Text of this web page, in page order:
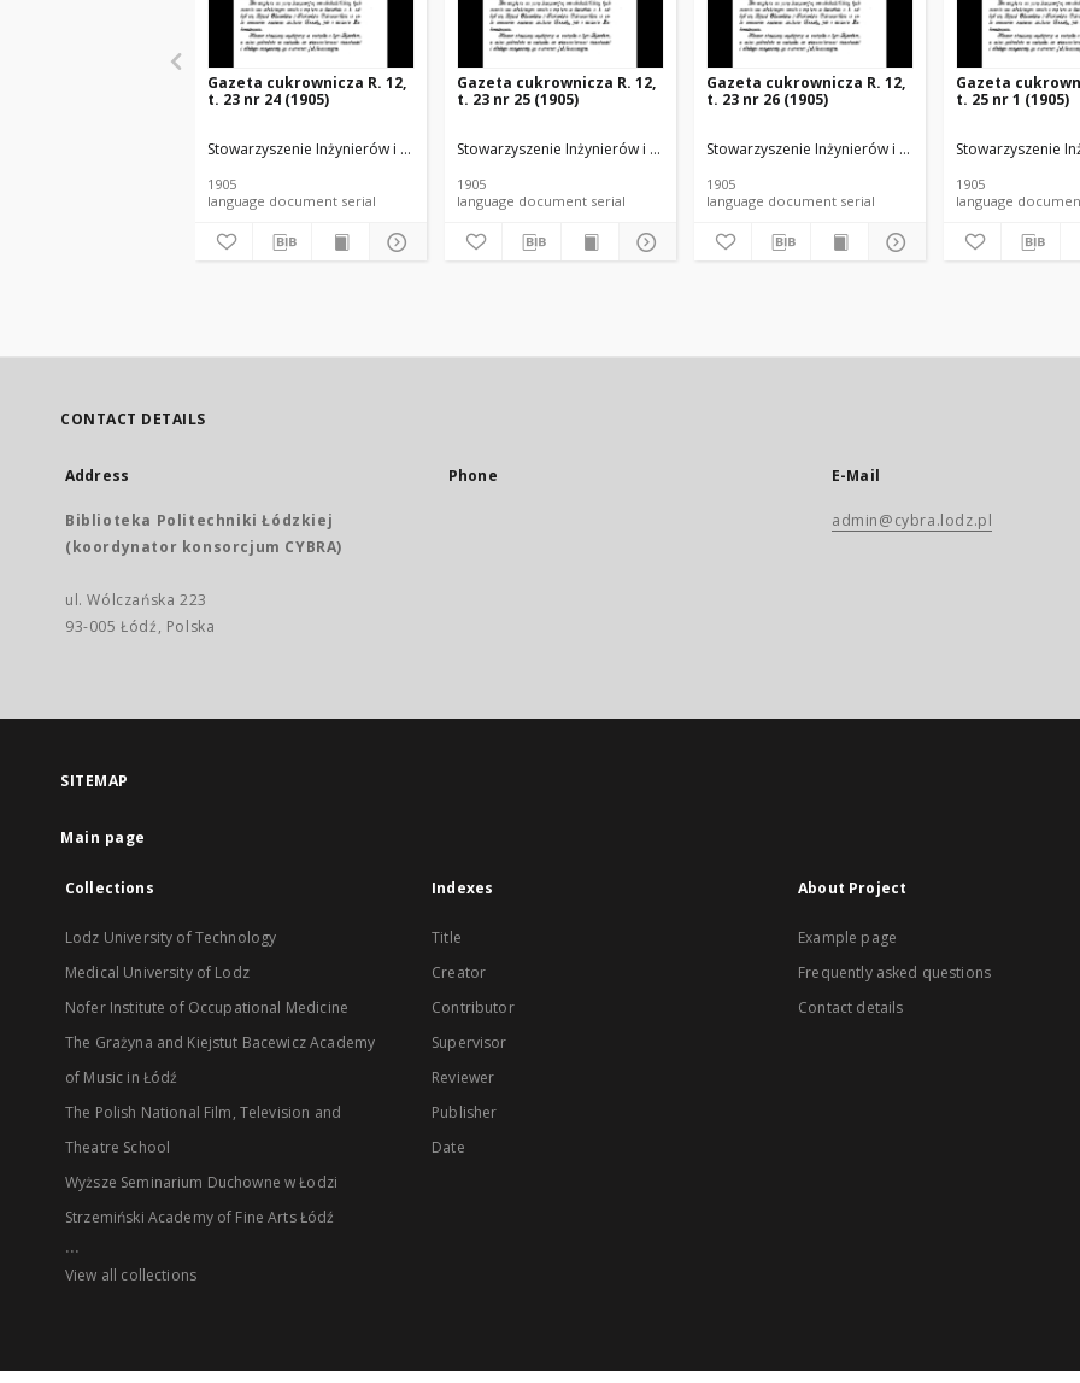
Gazeta cukrownicza R. 12,
t. 23 nr 24 (1905)
Stowarzyszenie Inżynierów i Techników Przemysłu Rolnego i Spożywczego.
1905
language document serial
Gazeta cukrownicza R. 12,
t. 23 nr 25 (1905)
Stowarzyszenie Inżynierów i Techników Przemysłu Rolnego i Spożywczego.
1905
language document serial
Gazeta cukrownicza R. 12,
t. 23 nr 26 (1905)
Stowarzyszenie Inżynierów i Techników Przemysłu
1905
language document serial
Gazeta
t. 25 nr 1 (1905)
Stowarzyszenie
1905
CONTACT DETAILS
Address
Biblioteka Politechniki Łódzkiej
(koordynator konsorcjum CYBRA)
ul. Wólczańska 223
93-005 Łódź, Polska
Phone E-Mail
admin@cybra.lodz.pl
SITEMAP
Main page
Collections
Lodz University of Technology
Medical University of Lodz
Nofer Institute of Occupational Medicine
The Grażyna and Kiejstut Bacewicz Academy
of Music in Łódź
The Polish National Film, Television and
Theatre School
Wyższe Seminarium Duchowne w Łodzi
Strzemiński Academy of Fine Arts Łódź
...
View all collections
Indexes
Title
Creator
Contributor
Supervisor
Reviewer
Publisher
Date
About Project
Example page
Frequently asked questions
Contact details